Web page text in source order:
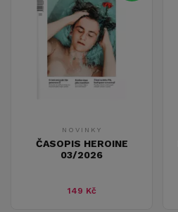
NOVINKY
ČASOPIS HEROINE
03/2026
149 Kč